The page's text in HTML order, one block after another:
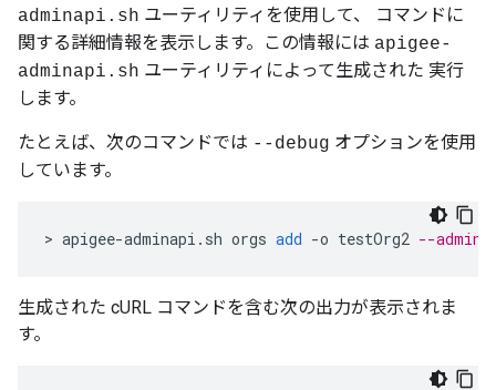
adminapi.sh ユーティリティを使用して、 コマンドに
関する詳細情報を表示します。この情報には apigee-
adminapi.sh ユーティリティによって生成された 実行
します。
たとえば、次のコマンドでは --debug オプションを使用
しています。
> apigee-adminapi . sh orgs add -o testOrg2 --admin
生成された cURL コマンドを含む次の出力が表示されま
す。